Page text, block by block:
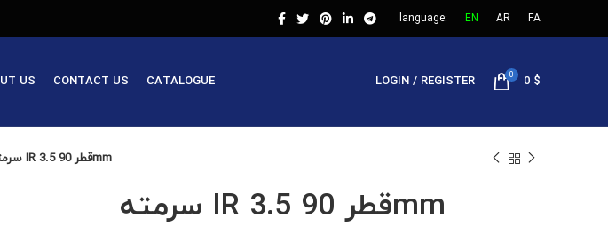
language: EN AR FA
US CONTACT US CATALOGUE LOGIN / REGISTER 0 0 $
سرمته IR 3.5 قطر 90mm
سرمته IR 3.5 قطر 90mm